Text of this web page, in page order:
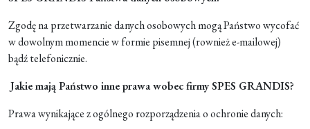
Zgodę na przetwarzanie danych osobowych mogą Państwo wycofać
w dowolnym momencie w formie pisemnej (rownież e-mailowej)
bądź telefonicznie.
Jakie mają Państwo inne prawa wobec firmy SPES GRANDIS?
Prawa wynikające z ogólnego rozporządzenia o ochronie danych: